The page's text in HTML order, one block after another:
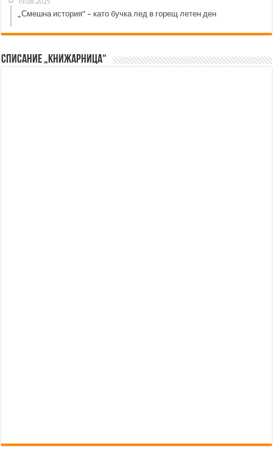
„Смешна история“ – като бучка лед в горещ летен ден
Списание „Книжарница“